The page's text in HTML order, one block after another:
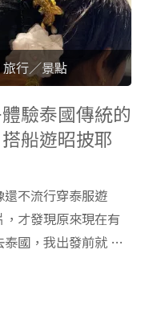
旅行／景點
驗泰國傳統的
船遊昭披耶
不流行穿泰服遊
才發現原來現在有
泰國，我出發前就 …